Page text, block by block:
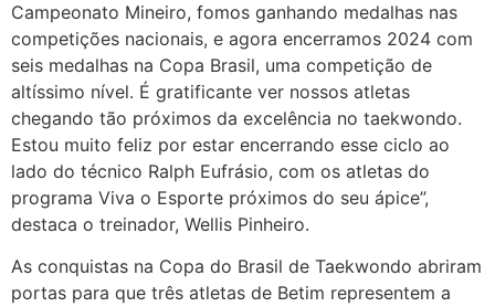
Campeonato Mineiro, fomos ganhando medalhas nas
competições nacionais, e agora encerramos 2024 com
seis medalhas na Copa Brasil, uma competição de
altíssimo nível. É gratificante ver nossos atletas
chegando tão próximos da excelência no taekwondo.
Estou muito feliz por estar encerrando esse ciclo ao
lado do técnico Ralph Eufrásio, com os atletas do
programa Viva o Esporte próximos do seu ápice”,
destaca o treinador, Wellis Pinheiro.
As conquistas na Copa do Brasil de Taekwondo abriram
portas para que três atletas de Betim representem a